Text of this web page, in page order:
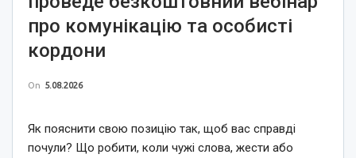
про комунікацію та особисті
кордони
On 5.08.2026
Як пояснити свою позицію так, щоб вас справді
почули? Що робити, коли чужі слова, жести або